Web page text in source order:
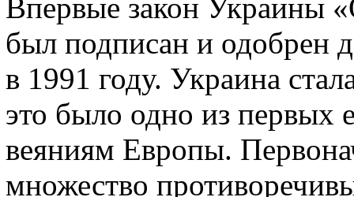
Впервые закон Украины
был подписан и одобрен
в 1991 году. Украина
это было одно из первых
веяниям Европы.
множество